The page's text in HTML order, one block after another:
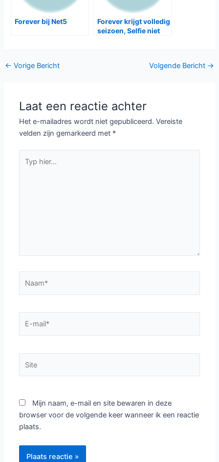
Forever bij Net5
Forever krijgt volledig
seizoen, Selfie niet
Bericht
← Vorige Bericht Volgende Bericht →
Laat een reactie achter
Het e-mailadres wordt niet gepubliceerd. Vereiste
velden zijn gemarkeerd met *
Typ
hier...
E-
mail*